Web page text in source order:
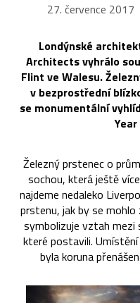
27. července 2017
Londýnské
Architects vyhrálo
Flint ve Walesu.
v bezprostřední
se monumentální
Železný prstenec o
sochou, která ještě
najdeme nedaleko
prstenu, jak by se
symbolizuje vztah mezi
které postavili.
byla koruna